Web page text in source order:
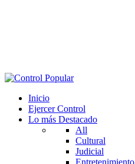
Inicio
Ejercer Control
Lo más Destacado
All
Cultural
Judicial
Entretenimiento